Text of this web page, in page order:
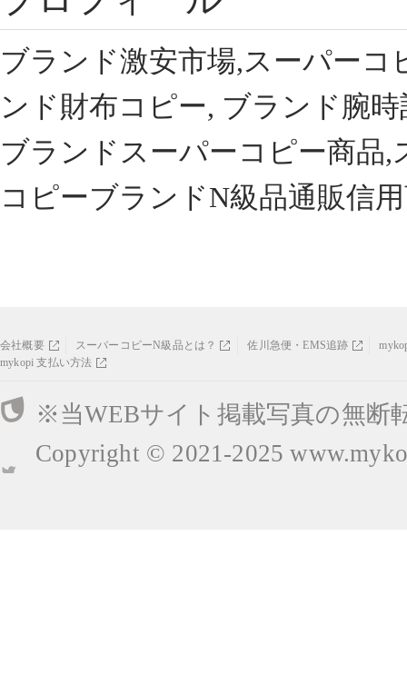
ブランド激安市場,スーパー
ンド財布コピー, ブランド腕
ブランドスーパーコピー商品
コピーブランドN級品通販信
会社概要 スーパーコピーN級品とは？ 佐川急便・EMS追跡
mykopi 支払い方法
※当WEBサイト掲載写真の無断
Copyright © 2021-2025